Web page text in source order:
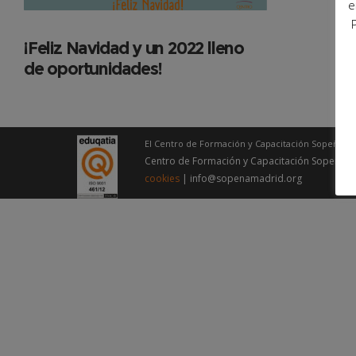
¡Feliz Navidad y un 2022 lleno
de oportunidades!
El Centro de Formación y Capacitación Sopeña –
Centro de Formación y Capacitación
cookies | info@sopenamadrid.org